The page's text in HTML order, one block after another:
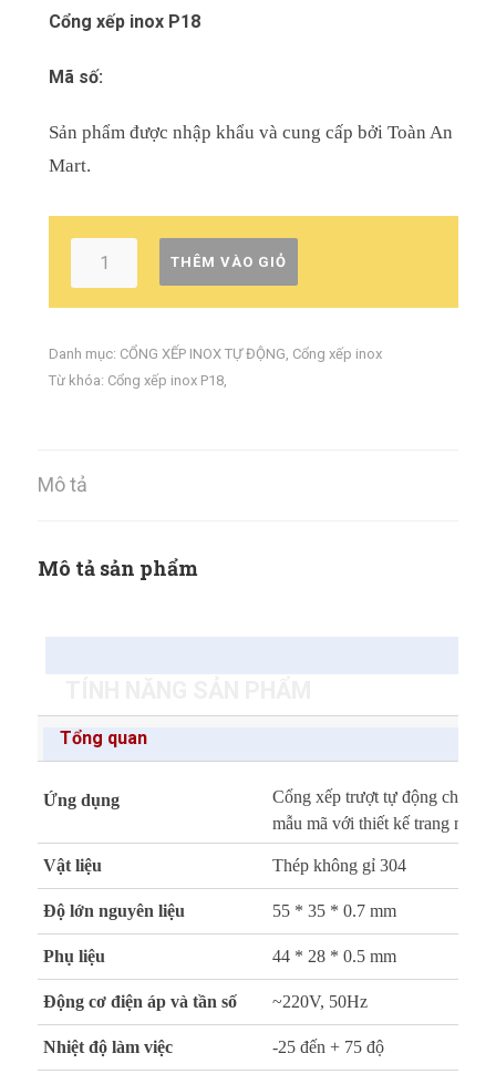
Cổng xếp inox P18
Mã số:
Sản phẩm được nhập khẩu và cung cấp bởi Toàn An
Mart.
THÊM VÀO GIỎ
Danh mục: CỔNG XẾP INOX TỰ ĐỘNG, Cổng xếp inox
Từ khóa: Cổng xếp inox P18,
Mô tả
Mô tả sản phẩm
Tổng quan
Ứng dụng
Cổng xếp trượt tự động cho cơ
mẫu mã với thiết kế trang nhã
Vật liệu Thép không gỉ 304
Độ lớn nguyên liệu 55 * 35 * 0.7 mm
Phụ liệu 44 * 28 * 0.5 mm
Động cơ điện áp và tần số ~220V, 50Hz
Nhiệt độ làm việc -25 đến + 75 độ